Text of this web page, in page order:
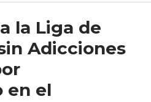
la Liga de
Adicciones
en el